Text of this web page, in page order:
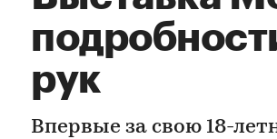
рук
Впервые за свою 18-